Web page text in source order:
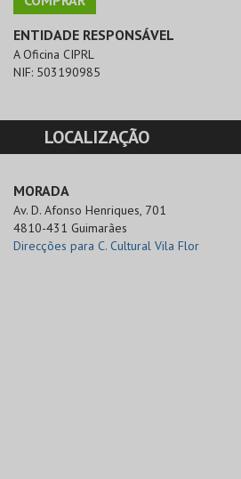
ENTIDADE RESPONSÁVEL
A Oficina CIPRL
NIF: 503190985
LOCALIZAÇÃO
MORADA
Av. D. Afonso Henriques, 701
4810-431 Guimarães
Direcções para C. Cultural Vila Flor